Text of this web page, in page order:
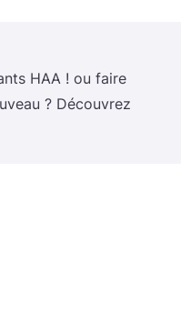
HAA ! ou faire
? Décou­vrez